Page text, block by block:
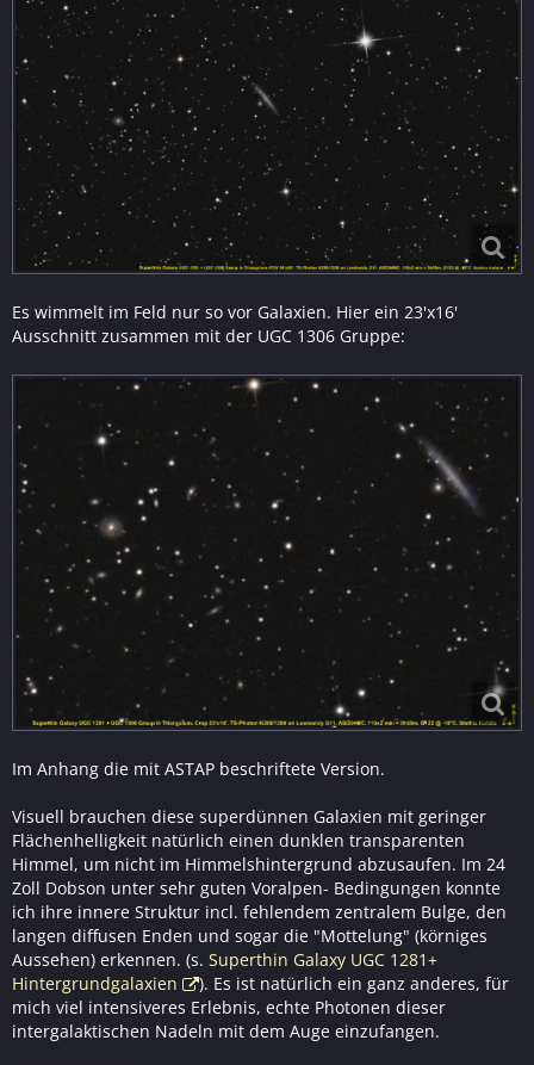
Es wimmelt im Feld nur so vor Galaxien. Hier ein 23'x16'
Ausschnitt zusammen mit der UGC 1306 Gruppe:
Im Anhang die mit ASTAP beschriftete Version.
Visuell brauchen diese superdünnen Galaxien mit geringer
Flächenhelligkeit natürlich einen dunklen transparenten
Himmel, um nicht im Himmelshintergrund abzusaufen. Im 24
Zoll Dobson unter sehr guten Voralpen- Bedingungen konnte
ich ihre innere Struktur incl. fehlendem zentralem Bulge, den
langen diffusen Enden und sogar die "Mottelung" (körniges
Aussehen) erkennen. (s. Superthin Galaxy UGC 1281+
Hintergrundgalaxien
). Es ist natürlich ein ganz anderes, für
mich viel intensiveres Erlebnis, echte Photonen dieser
intergalaktischen Nadeln mit dem Auge einzufangen.